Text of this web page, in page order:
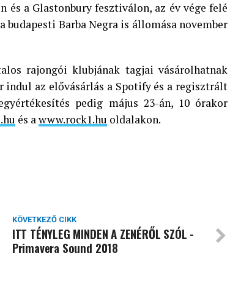
és a Glastonbury fesztiválon, az év vége felé
Barba Negra is állomása november
rajongói klubjának tagjai vásárolhatnak
indul az elővásárlás a Spotify és a regisztrált
pedig május 23-án, 10 órakor
és awww.rock1.hu oldalakon.
KÖVETKEZŐ CIKK
ITT TÉNYLEG MINDEN A ZENÉRŐL SZÓL -
Primavera Sound 2018